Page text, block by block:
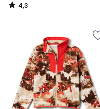
4,3
/